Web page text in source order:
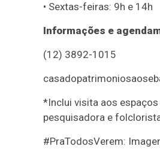
• Sextas-feiras: 9h e 14h
Informações e
(12) 3892-1015
*Inclui visita aos espaços
pesquisadora e
#PraTodosVerem: